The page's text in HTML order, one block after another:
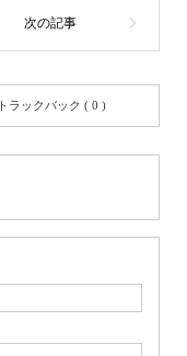
トラックバック ( 0 )